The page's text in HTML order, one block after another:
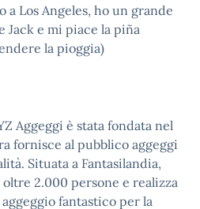
a Los Angeles, ho un grande
Jack e mi piace la piña
la pioggia)
Aggeggi è stata fondata nel
fornisce al pubblico aggeggi
Situata a Fantasilandia,
oltre 2.000 persone e realizza
fantastico per la